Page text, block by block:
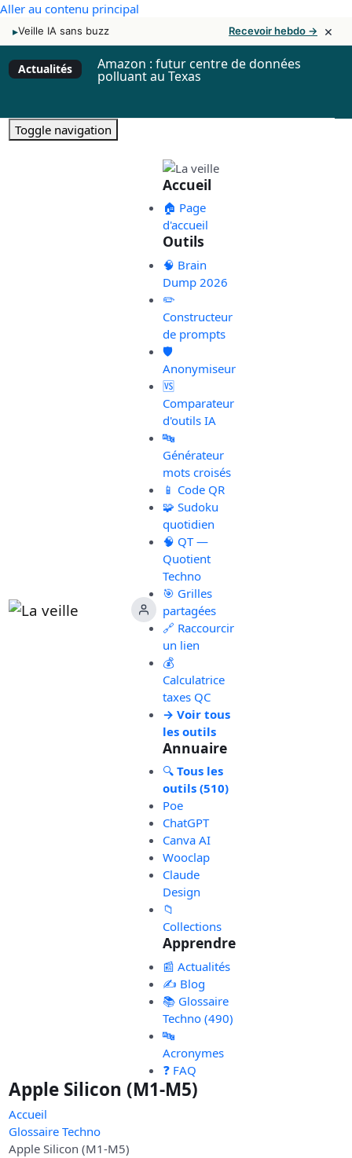
Aller au contenu principal
▸Veille IA sans buzz Recevoir hebdo → ×
Actualités Amazon : futur centre de données
polluant au Texas
Toggle navigation
Accueil
🏠 Page
d'accueil
Outils
🧠 Brain
Dump 2026
✏️
Constructeur
de prompts
🛡️
Anonymiseur
🆚
Comparateur
d'outils IA
🔤
Générateur
mots croisés
📱 Code QR
🧩 Sudoku
quotidien
🧠 QT —
Quotient
Techno
🎯 Grilles
partagées
🔗 Raccourcir
un lien
💰
Calculatrice
taxes QC
→ Voir tous
les outils
Annuaire
🔍 Tous les
outils (510)
Poe
ChatGPT
Canva AI
Wooclap
Claude
Design
📁
Collections
Apprendre
📰 Actualités
✍️ Blog
📚 Glossaire
Techno (490)
🔤
Acronymes
❓ FAQ
Apple Silicon (M1-M5)
Accueil
Glossaire Techno
Apple Silicon (M1-M5)